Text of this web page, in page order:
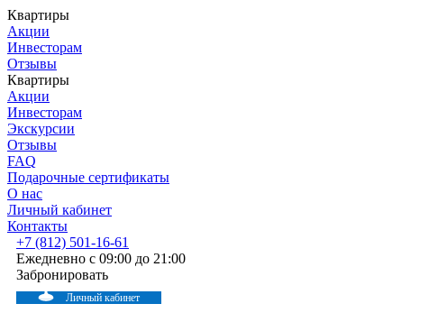
Квартиры
Акции
Инвесторам
Отзывы
Квартиры
Акции
Инвесторам
Экскурсии
Отзывы
FAQ
Подарочные сертификаты
О нас
Личный кабинет
Контакты
+7 (812) 501-16-61
Ежедневно с 09:00 до 21:00
Забронировать
Личный кабинет